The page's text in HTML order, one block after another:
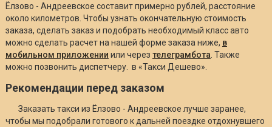
Ёлзово - Андреевское составит примерно рублей, расстояние
около километров. Чтобы узнать окончательную стоимость
заказа, сделать заказ и подобрать необходимый класс авто
можно сделать расчет на нашей форме заказа ниже, в
мобильном приложении или через телеграмбота . Также
можно позвонить диспетчеру. в «Такси Дешево».
Рекомендации перед заказом
Заказать такси из Ёлзово - Андреевское лучше заранее,
чтобы мы подобрали готового к дальней поездке отдохнувшего